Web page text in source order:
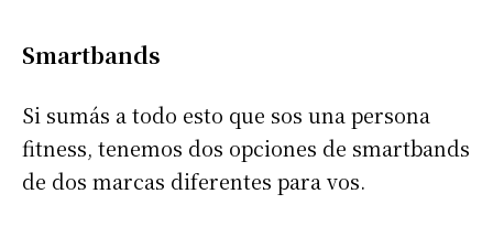
Smartbands
Si sumás a todo esto que sos una persona
fitness, tenemos dos opciones de smartbands
de dos marcas diferentes para vos.